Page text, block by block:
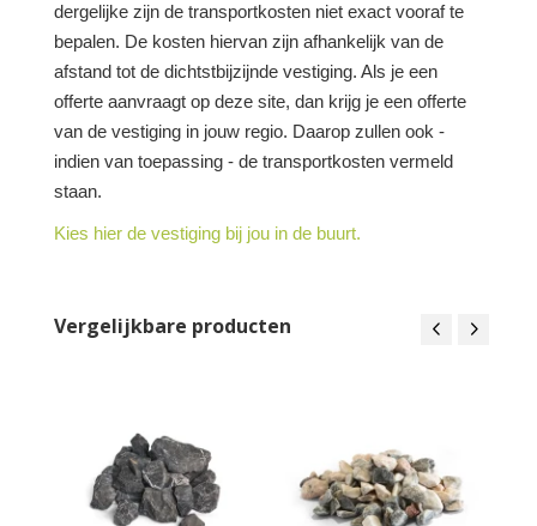
dergelijke zijn de transportkosten niet exact vooraf te
bepalen. De kosten hiervan zijn afhankelijk van de
afstand tot de dichtstbijzijnde vestiging. Als je een
offerte aanvraagt op deze site, dan krijg je een offerte
van de vestiging in jouw regio. Daarop zullen ook -
indien van toepassing - de transportkosten vermeld
staan.
Kies hier de vestiging bij jou in de buurt.
Vergelijkbare producten